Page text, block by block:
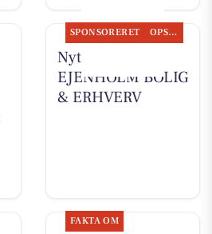
SPONSORERET OPSLAGSTAVLEN
Nyt fra
EJENHOLM BOLIG
& ERHVERV
FAKTA OM